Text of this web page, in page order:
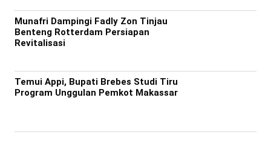
Munafri Dampingi Fadly Zon Tinjau
Benteng Rotterdam Persiapan
Revitalisasi
Temui Appi, Bupati Brebes Studi Tiru
Program Unggulan Pemkot Makassar